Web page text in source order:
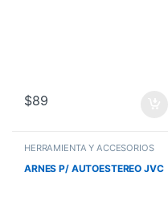
$89
HERRAMIENTA Y ACCESORIOS
ARNES P/ AUTOESTEREO JVC